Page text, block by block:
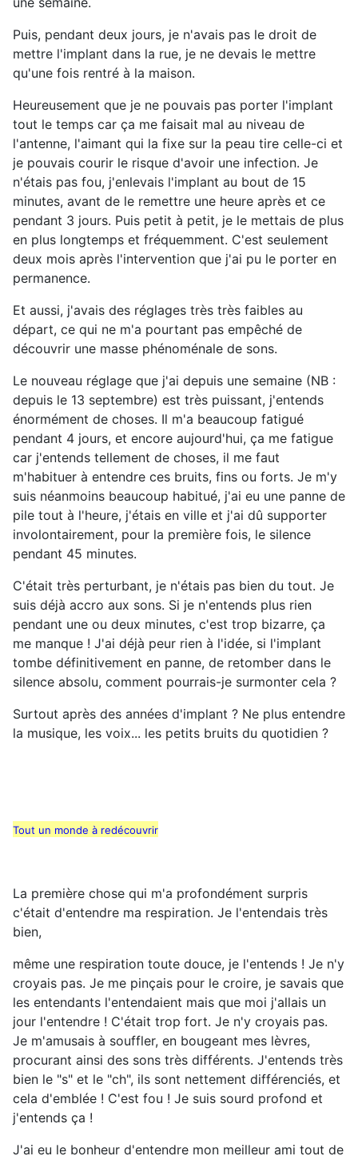
Puis, pendant deux jours, je n'avais pas le droit de
mettre l'implant dans la rue, je ne devais le mettre
qu'une fois rentré à la maison.
Heureusement que je ne pouvais pas porter l'implant
tout le temps car ça me faisait mal au niveau de
l'antenne, l'aimant qui la fixe sur la peau tire celle-ci et
je pouvais courir le risque d'avoir une infection. Je
n'étais pas fou, j'enlevais l'implant au bout de 15
minutes, avant de le remettre une heure après et ce
pendant 3 jours. Puis petit à petit, je le mettais de plus
en plus longtemps et fréquemment. C'est seulement
deux mois après l'intervention que j'ai pu le porter en
permanence.
Et aussi, j'avais des réglages très très faibles au
départ, ce qui ne m'a pourtant pas empêché de
découvrir une masse phénoménale de sons.
Le nouveau réglage que j'ai depuis une semaine (NB :
depuis le 13 septembre) est très puissant, j'entends
énormément de choses. Il m'a beaucoup fatigué
pendant 4 jours, et encore aujourd'hui, ça me fatigue
car j'entends tellement de choses, il me faut
m'habituer à entendre ces bruits, fins ou forts. Je m'y
suis néanmoins beaucoup habitué, j'ai eu une panne de
pile tout à l'heure, j'étais en ville et j'ai dû supporter
involontairement, pour la première fois, le silence
pendant 45 minutes.
C'était très perturbant, je n'étais pas bien du tout. Je
suis déjà accro aux sons. Si je n'entends plus rien
pendant une ou deux minutes, c'est trop bizarre, ça
me manque ! J'ai déjà peur rien à l'idée, si l'implant
tombe définitivement en panne, de retomber dans le
silence absolu, comment pourrais-je surmonter cela ?
Surtout après des années d'implant ? Ne plus entendre
la musique, les voix... les petits bruits du quotidien ?
Tout un monde à redécouvrir
La première chose qui m'a profondément surpris
c'était d'entendre ma respiration. Je l'entendais très
bien,
même une respiration toute douce, je l'entends ! Je n'y
croyais pas. Je me pinçais pour le croire, je savais que
les entendants l'entendaient mais que moi j'allais un
jour l'entendre ! C'était trop fort. Je n'y croyais pas.
Je m'amusais à souffler, en bougeant mes lèvres,
procurant ainsi des sons très différents. J'entends très
bien le "s" et le "ch", ils sont nettement différenciés, et
cela d'emblée ! C'est fou ! Je suis sourd profond et
j'entends ça !
J'ai eu le bonheur d'entendre mon meilleur ami tout de